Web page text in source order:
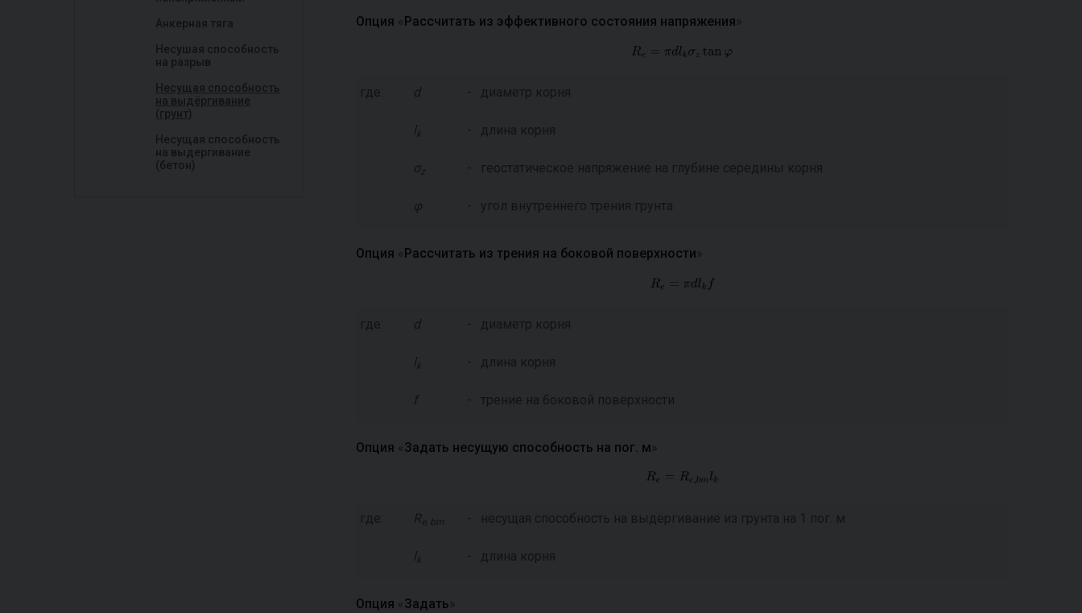
Анкерная тяга
Несушая способность
на разрыв
Несущая способность
на выдёргивание
(грунт)
Несущая способность
на выдергивание
(бетон)
Опция « Рассчитать из эффективного состояния напряжения »
где: d - диаметр корня
lk - длина корня
σz - геостатическое напряжение на глубине середины корня
φ - угол внутреннего трения грунта
Опция « Рассчитать из трения на боковой поверхности »
где: d - диаметр корня
lk - длина корня
f - трение на боковой поверхности
Опция « Задать несущую способность на пог. м »
где: Re, bm - несущая способность на выдёргивание из грунта на 1 пог. м
lk - длина корня
Опция « Задать »